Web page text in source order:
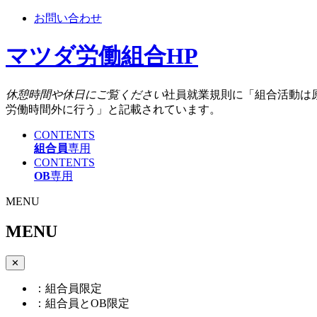
お問い合わせ
マツダ労働組合HP
休憩時間や休日にご覧ください社員就業規則に「組合活動は
労働時間外に行う」と記載されています。
CONTENTS
組合員専用
CONTENTS
OB専用
MENU
MENU
✕
：組合員限定
：組合員とOB限定